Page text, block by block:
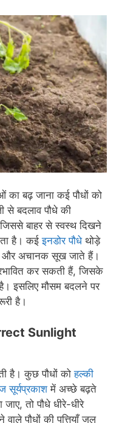
का बढ़ जाना कई पौधों को
से बदलाव पौधे की
बाहर से स्वस्थ दिखने
है। कईइनडोर पौधेथोड़े
और अचानक सूख जाते हैं।
कर सकती हैं, जिसके
इसलिए मौसम बदलने पर
है।
Sunlight
है। कुछ पौधों कोहल्की
सूर्यप्रकाशमें अच्छे बढ़ते
तो पौधे धीरे-धीरे
पौधों की पत्तियाँ जल